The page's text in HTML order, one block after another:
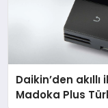
Daikin’den
Madoka Plus